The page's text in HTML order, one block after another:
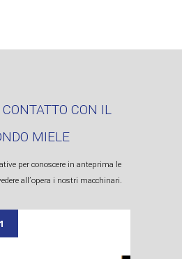
CON IL
MIELE
per conoscere in anteprima le
all’opera i nostri macchinari.